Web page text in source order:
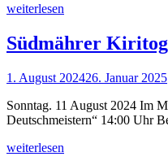
weiterlesen
Südmährer Kiritog
1. August 202426. Januar 2025
Sonntag. 11 August 2024 Im
Deutschmeistern“ 14:00 Uhr
weiterlesen